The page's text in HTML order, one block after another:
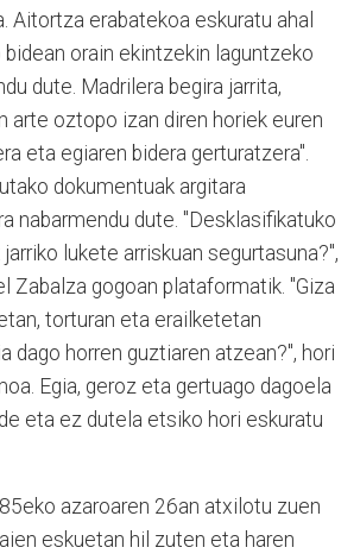
Aitortza erabatekoa eskuratu ahal
bidean orain ekintzekin laguntzeko
dute. Madrilera begira jarrita,
arte oztopo izan diren horiek euren
eta egiaren bidera gerturatzera".
dokumentuak argitara
nabarmendu dute. "Desklasifikatuko
lukete arriskuan segurtasuna?",
Zabalza gogoan plataformatik. "Giza
torturan eta erailketetan
dago horren guztiaren atzean?", hori
Egia, geroz eta gertuago dagoela
eta ez dutela etsiko hori eskuratu
azaroaren 26an atxilotu zuen
eskuetan hil zuten eta haren